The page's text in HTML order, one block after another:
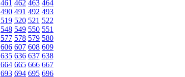
461 462 463 464
490 491 492 493
519 520 521 522
548 549 550 551
577 578 579 580
606 607 608 609
635 636 637 638
664 665 666 667
693 694 695 696